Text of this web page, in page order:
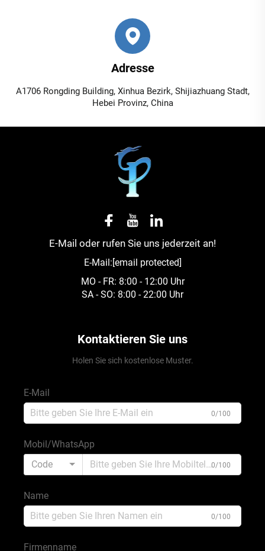
Adresse
A1706 Rongding Building, Xinhua Bezirk, Shijiazhuang Stadt,
Hebei Provinz, China
E-Mail oder rufen Sie uns jederzeit an!
E-Mail:[email protected]
MO - FR: 8:00 - 12:00 Uhr
SA - SO: 8:00 - 22:00 Uhr
Kontaktieren Sie uns
Holen Sie sich kostenlose Muster.
E-Mail
0/100
Mobil/WhatsApp
Code
0/100
Name
0/100
Firmenname